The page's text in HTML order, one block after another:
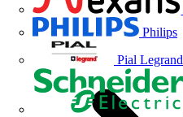
Philips
Pial Legrand